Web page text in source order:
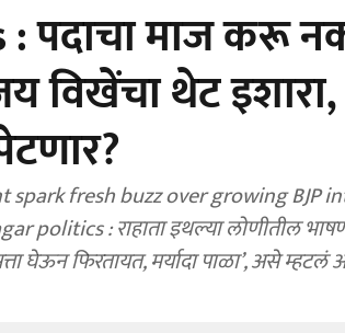
पदाचा माज करू
विखेंचा थेट इशारा,
spark fresh buzz over growing BJP
: राहाता इथल्या लोणीतील
घेऊन फिरतायत, मर्यादा पाळा’, असे म्हटलं